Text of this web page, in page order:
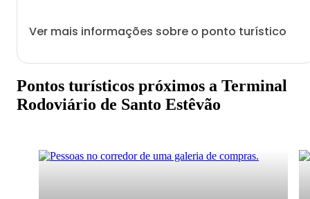
Ver mais informações sobre o ponto turístico
Pontos turísticos próximos a Terminal
Rodoviário de Santo Estêvão